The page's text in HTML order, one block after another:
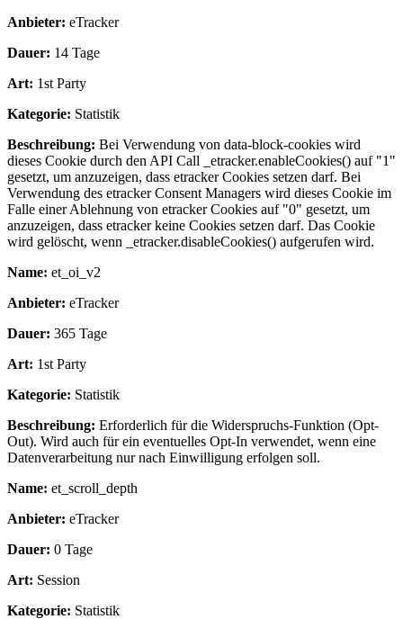
Anbieter: eTracker
Dauer: 14 Tage
Art: 1st Party
Kategorie: Statistik
Beschreibung: Bei Verwendung von data-block-cookies wird
dieses Cookie durch den API Call _etracker.enableCookies() auf "1"
gesetzt, um anzuzeigen, dass etracker Cookies setzen darf. Bei
Verwendung des etracker Consent Managers wird dieses Cookie im
Falle einer Ablehnung von etracker Cookies auf "0" gesetzt, um
anzuzeigen, dass etracker keine Cookies setzen darf. Das Cookie
wird gelöscht, wenn _etracker.disableCookies() aufgerufen wird.
Name: et_oi_v2
Anbieter: eTracker
Dauer: 365 Tage
Art: 1st Party
Kategorie: Statistik
Beschreibung: Erforderlich für die Widerspruchs-Funktion (Opt-
Out). Wird auch für ein eventuelles Opt-In verwendet, wenn eine
Datenverarbeitung nur nach Einwilligung erfolgen soll.
Name: et_scroll_depth
Anbieter: eTracker
Dauer: 0 Tage
Art: Session
Kategorie: Statistik